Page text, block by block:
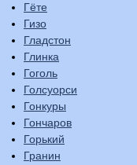
Гёте
Гизо
Гладстон
Глинка
Гоголь
Голсуорси
Гонкуры
Гончаров
Горький
Гранин